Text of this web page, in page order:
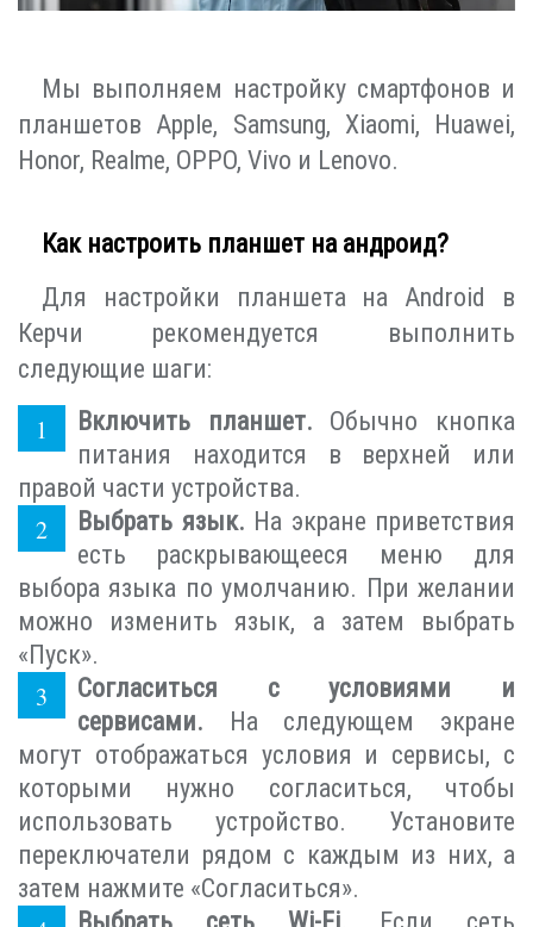
Мы выполняем настройку смартфонов и
планшетов Apple, Samsung, Xiaomi, Huawei,
Honor, Realme, OPPO, Vivo и Lenovo.
Как настроить планшет на андроид?
Для настройки планшета на Android в
Керчи рекомендуется выполнить
следующие шаги:
Включить планшет. Обычно кнопка
питания находится в верхней или
правой части устройства.
Выбрать язык. На экране приветствия
есть раскрывающееся меню для
выбора языка по умолчанию. При желании
можно изменить язык, а затем выбрать
«Пуск».
Согласиться с условиями и
сервисами. На следующем экране
могут отображаться условия и сервисы, с
которыми нужно согласиться, чтобы
использовать устройство. Установите
переключатели рядом с каждым из них, а
затем нажмите «Согласиться».